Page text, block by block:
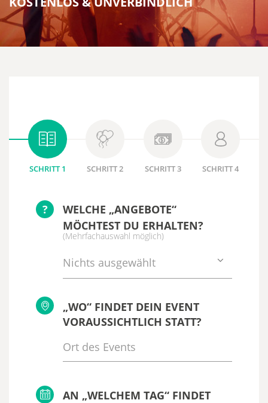
SCHRITT 1 SCHRITT 2 SCHRITT 3 SCHRITT 4
?
WELCHE „ANGEBOTE“
MÖCHTEST DU ERHALTEN?
(Mehrfachauswahl möglich)
Nichts ausgewählt
„WO“ FINDET DEIN EVENT
VORAUSSICHTLICH STATT?
AN „WELCHEM TAG“ FINDET